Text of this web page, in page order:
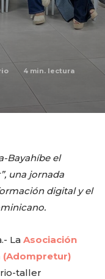
4 min. lectura
Bayahíbe el
una jornada
digital y el
La Asociación
(Adompretur)
taller